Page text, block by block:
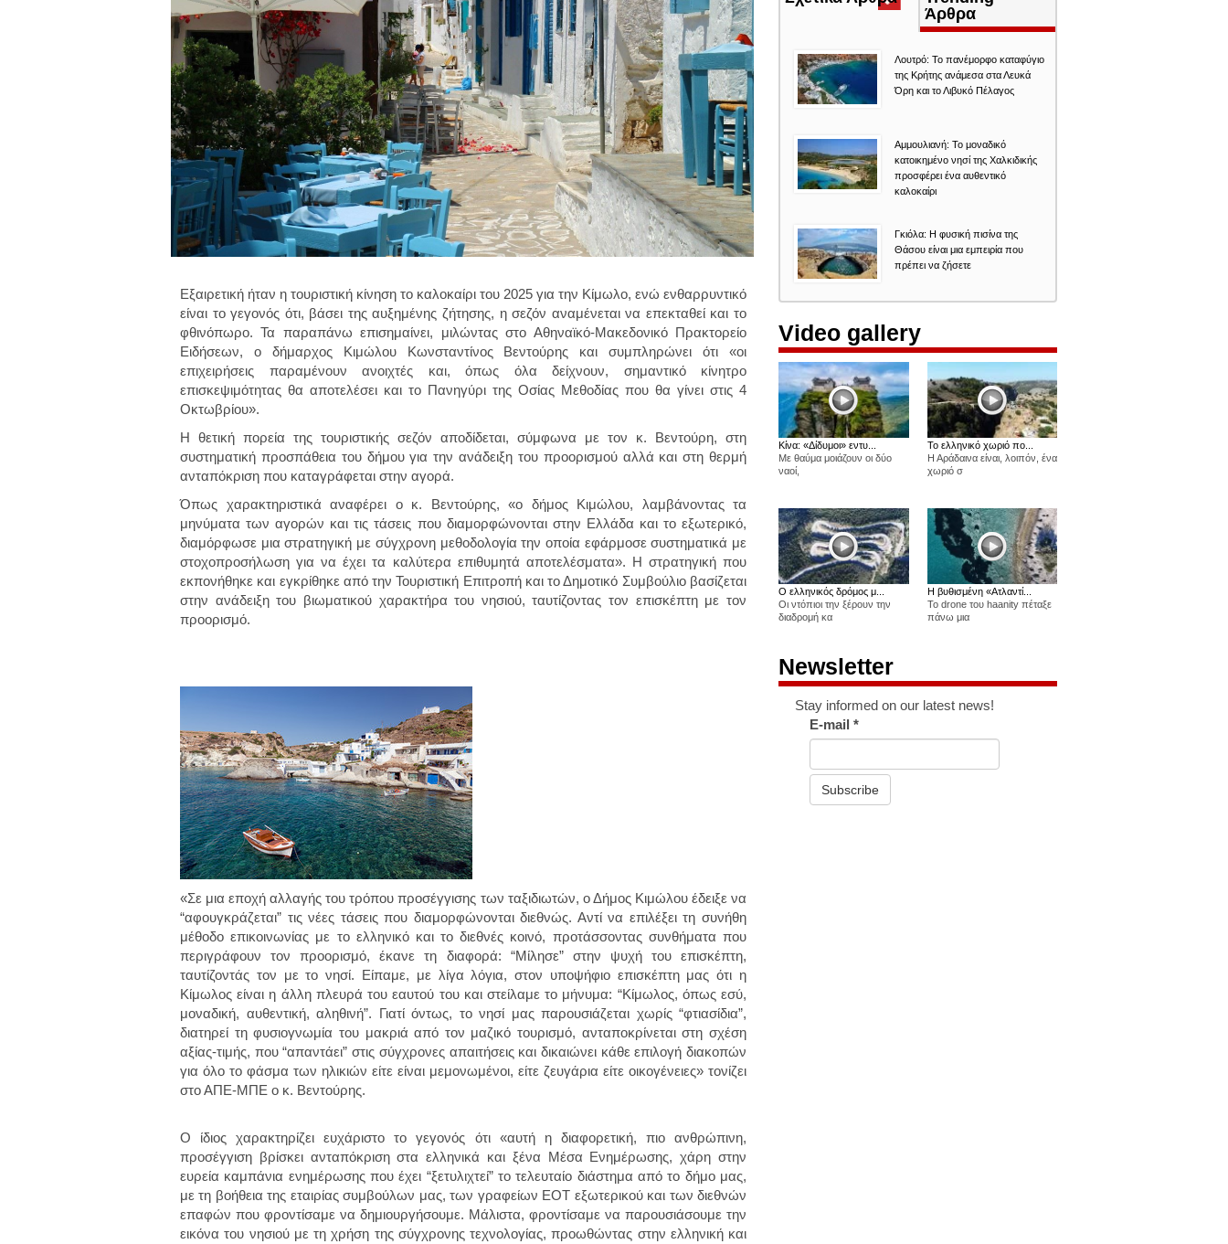
Εξαιρετική ήταν η τουριστική κίνηση το καλοκαίρι του 2025 για την Κίμωλο, ενώ ενθαρρυντικό
είναι το γεγονός ότι, βάσει της αυξημένης ζήτησης, η σεζόν αναμένεται να επεκταθεί και το
φθινόπωρο. Τα παραπάνω επισημαίνει, μιλώντας στο Αθηναϊκό-Μακεδονικό Πρακτορείο
Ειδήσεων, ο δήμαρχος Κιμώλου Κωνσταντίνος Βεντούρης και συμπληρώνει ότι «οι
επιχειρήσεις παραμένουν ανοιχτές και, όπως όλα δείχνουν, σημαντικό κίνητρο
επισκεψιμότητας θα αποτελέσει και το Πανηγύρι της Οσίας Μεθοδίας που θα γίνει στις 4
Οκτωβρίου».
Η θετική πορεία της τουριστικής σεζόν αποδίδεται, σύμφωνα με τον κ. Βεντούρη, στη
συστηματική προσπάθεια του δήμου για την ανάδειξη του προορισμού αλλά και στη θερμή
ανταπόκριση που καταγράφεται στην αγορά.
Όπως χαρακτηριστικά αναφέρει ο κ. Βεντούρης, «ο δήμος Κιμώλου, λαμβάνοντας τα
μηνύματα των αγορών και τις τάσεις που διαμορφώνονται στην Ελλάδα και το εξωτερικό,
διαμόρφωσε μια στρατηγική με σύγχρονη μεθοδολογία την οποία εφάρμοσε συστηματικά με
στοχοπροσήλωση για να έχει τα καλύτερα επιθυμητά αποτελέσματα». Η στρατηγική που
εκπονήθηκε και εγκρίθηκε από την Τουριστική Επιτροπή και το Δημοτικό Συμβούλιο βασίζεται
στην ανάδειξη του βιωματικού χαρακτήρα του νησιού, ταυτίζοντας τον επισκέπτη με τον
προορισμό.
«Σε μια εποχή αλλαγής του τρόπου προσέγγισης των ταξιδιωτών, ο Δήμος Κιμώλου έδειξε να
“αφουγκράζεται” τις νέες τάσεις που διαμορφώνονται διεθνώς. Αντί να επιλέξει τη συνήθη
μέθοδο επικοινωνίας με το ελληνικό και το διεθνές κοινό, προτάσσοντας συνθήματα που
περιγράφουν τον προορισμό, έκανε τη διαφορά: “Μίλησε” στην ψυχή του επισκέπτη,
ταυτίζοντάς τον με το νησί. Είπαμε, με λίγα λόγια, στον υποψήφιο επισκέπτη μας ότι η
Κίμωλος είναι η άλλη πλευρά του εαυτού του και στείλαμε το μήνυμα: “Κίμωλος, όπως εσύ,
μοναδική, αυθεντική, αληθινή”. Γιατί όντως, το νησί μας παρουσιάζεται χωρίς “φτιασίδια”,
διατηρεί τη φυσιογνωμία του μακριά από τον μαζικό τουρισμό, ανταποκρίνεται στη σχέση
αξίας-τιμής, που “απαντάει” στις σύγχρονες απαιτήσεις και δικαιώνει κάθε επιλογή διακοπών
για όλο το φάσμα των ηλικιών είτε είναι μεμονωμένοι, είτε ζευγάρια είτε οικογένειες» τονίζει
στο ΑΠΕ-ΜΠΕ ο κ. Βεντούρης.
Ο ίδιος χαρακτηρίζει ευχάριστο το γεγονός ότι «αυτή η διαφορετική, πιο ανθρώπινη,
προσέγγιση βρίσκει ανταπόκριση στα ελληνικά και ξένα Μέσα Ενημέρωσης, χάρη στην
ευρεία καμπάνια ενημέρωσης που έχει “ξετυλιχτεί” το τελευταίο διάστημα από το δήμο μας,
με τη βοήθεια της εταιρίας συμβούλων μας, των γραφείων ΕΟΤ εξωτερικού και των διεθνών
επαφών που φροντίσαμε να δημιουργήσουμε. Μάλιστα, φροντίσαμε να παρουσιάσουμε την
εικόνα του νησιού με τη χρήση της σύγχρονης τεχνολογίας, προωθώντας στην ελληνική και
καρτέλα)
Άρθρα
Λουτρό: Το πανέμορφο καταφύγιο
της Κρήτης ανάμεσα στα Λευκά
Όρη και το Λιβυκό Πέλαγος
Αμμουλιανή: Το μοναδικό
κατοικημένο νησί της Χαλκιδικής
προσφέρει ένα αυθεντικό
καλοκαίρι
Γκιόλα: Η φυσική πισίνα της
Θάσου είναι μια εμπειρία που
πρέπει να ζήσετε
Video gallery
Κίνα: «Δίδυμοι» εντυ...
Με θαύμα μοιάζουν οι δύο
ναοί,
Το ελληνικό χωριό πο...
Η Αράδαινα είναι, λοιπόν, ένα
χωριό σ
Ο ελληνικός δρόμος μ...
Οι ντόπιοι την ξέρουν την
διαδρομή κα
Η βυθισμένη «Ατλαντί...
Το drone του haanity πέταξε
πάνω μια
Newsletter
Stay informed on our latest news!
E-mail*
Subscribe